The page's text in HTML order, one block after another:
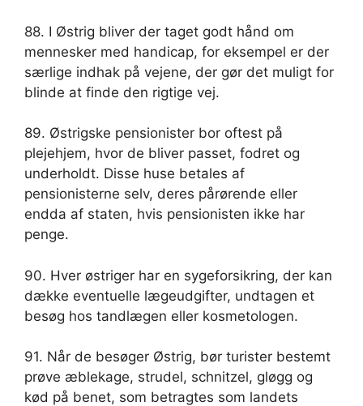
88. I Østrig bliver der taget godt hånd om
mennesker med handicap, for eksempel er der
særlige indhak på vejene, der gør det muligt for
blinde at finde den rigtige vej.
89. Østrigske pensionister bor oftest på
plejehjem, hvor de bliver passet, fodret og
underholdt. Disse huse betales af
pensionisterne selv, deres pårørende eller
endda af staten, hvis pensionisten ikke har
penge.
90. Hver østriger har en sygeforsikring, der kan
dække eventuelle lægeudgifter, undtagen et
besøg hos tandlægen eller kosmetologen.
91. Når de besøger Østrig, bør turister bestemt
prøve æblekage, strudel, schnitzel, gløgg og
kød på benet, som betragtes som landets